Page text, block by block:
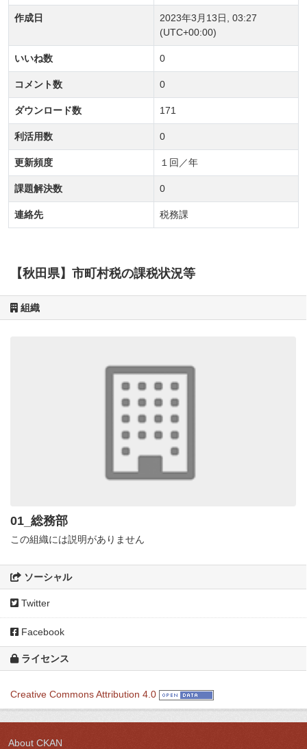
【秋田県】市町村税の課税状況等
組織
01_総務部
この組織には説明がありません
ソーシャル
Twitter
Facebook
ライセンス
Creative Commons Attribution 4.0
作成日
2023年3月13日, 03:27
(UTC+00:00)
いいね数 0
コメント数 0
ダウンロード数 171
利活用数 0
更新頻度 １回／年
課題解決数 0
連絡先 税務課
About CKAN